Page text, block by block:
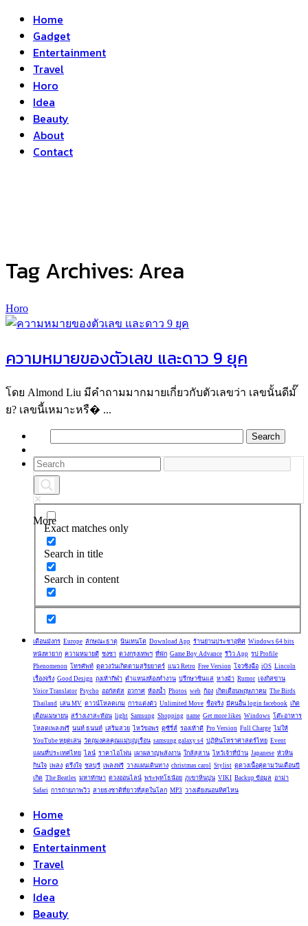
Home
Gadget
Entertainment
Travel
Horo
Idea
Beauty
About
Contact
Tag Archives:Area
Horo
ความหมายของตัวเลข และดาว 9 ยุค
โดย Almond Liu มีคำถามมากมายเกี่ยวกับตัวเลขว่า เลขนั้นดีมั๊
ย? เลขนี้เหมาะหรื� ...
More
Exact matches only
Search in title
Search in content
เดือนมังกร Europe ลักษณะธาตุ นินเทนโด Download App ร้านย่านประชาอุทิศ Windows 64 bits
หนังหายาก ความหมายดี ชงชา ดวงกรุงเทพฯ ที่พัก Game Boy Advance รีวิว App รูป Profile
Phenomenon โทรศัพท์ ดูดวงวันเกิดตามสุริยยาตร์ แนว Retro Free Version โจวซิงฉือ iOS Lincoln
เรื่องจริง Good Design ถุงเท้ากีฬา ตำแหน่งห้องทำงาน ปรึกษาซินแส หางม้า Rumor เจงกิสข่าน
Voice Translator Psycho ออกัสตัส อวกาศ ห้องน้ำ Photos web ก้อง เกิดเดือนพฤษภาคม The Birds
Thailand เล่น MV ดาวน์โหลดเกม การแต่งตัว Unlimited Move ชื่อจริง มีคนอื่น login facebook เกิด
เดือนเมษายน สร้างเงาสะท้อน light Samsung Shopping name Get more likes Windows โต๊ะอาหาร
โหลดเพลงฟรี นนท์ ธนนท์ เสริมสวย ไหว้ขอพร ดูซีรี่ส์ รองเท้าดี Pro Version Full Charge ไม่ให้
YouTube หยุดเล่น วัตถุมงคลคุณแม่บุญเรือน samsung galaxy s4 ปฏิทินโหราศาสตร์ไทย Event
แผนที่ประเทศไทย ไลน์ ราคาไอโฟน เผาผลาญพลังงาน ใกล้สุสาน ไหว้เจ้าที่บ้าน Japanese หัวหิน
กินใจ เพลง ตรึงใจ ชลบุรี เพลงฟรี วางแผนเดินทาง christmas carol Stylist ดูดวงเนื้อคู่ตามวันเดือนปี
เกิด The Beatles มหาทักษา ดวงออนไลน์ พระพุทโธน้อย ภูเขาหินปูน VIKI Backup ข้อมูล อาม่า
Safari การถ่ายภาพวิว สายธงชาติที่ยาวที่สุดในโลก MP3 วางเตียงนอนทิศไหน
Home
Gadget
Entertainment
Travel
Horo
Idea
Beauty